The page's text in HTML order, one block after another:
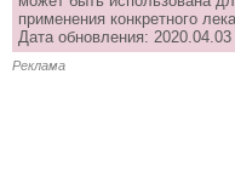
применения конкретного
Дата обновления: 2020.04.03
Реклама